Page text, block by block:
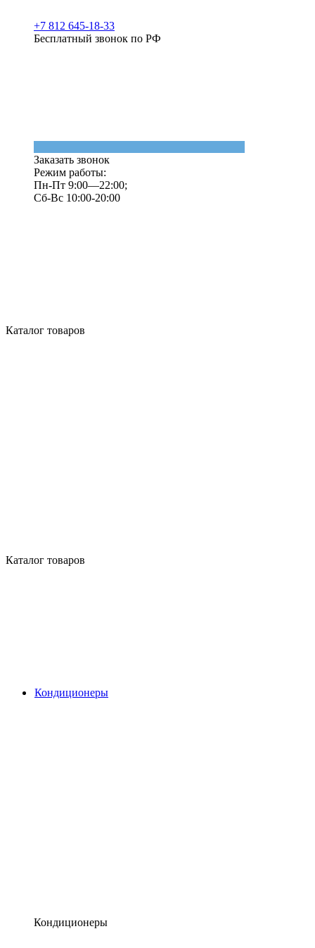
+7 812 645-18-33
Бесплатный звонок по РФ
Заказать звонок
Режим работы:
Пн-Пт 9:00—22:00;
Сб-Вс 10:00-20:00
Каталог товаров
Каталог товаров
Кондиционеры
Кондиционеры